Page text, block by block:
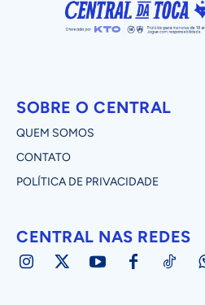
SOBRE O CENTRAL
QUEM SOMOS
CONTATO
POLÍTICA DE PRIVACIDADE
CENTRAL NAS REDES